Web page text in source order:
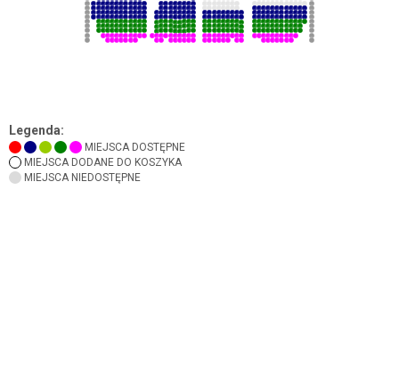
Legenda:
MIEJSCA DOSTĘPNE
MIEJSCA DODANE DO KOSZYKA
MIEJSCA NIEDOSTĘPNE